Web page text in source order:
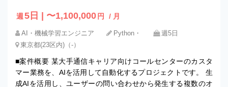
週 5日 | 〜1,100,000 円 / 月
AI・機械学習エンジニア Python・
週5日
東京都(23区内)（-）
■案件概要 某大手通信キャリア向けコールセンターのカスタ
マー業務を、AIを活用して自動化するプロジェクトです。 生
成AIを活用し、ユーザーの問い合わせから発生する複数のオ